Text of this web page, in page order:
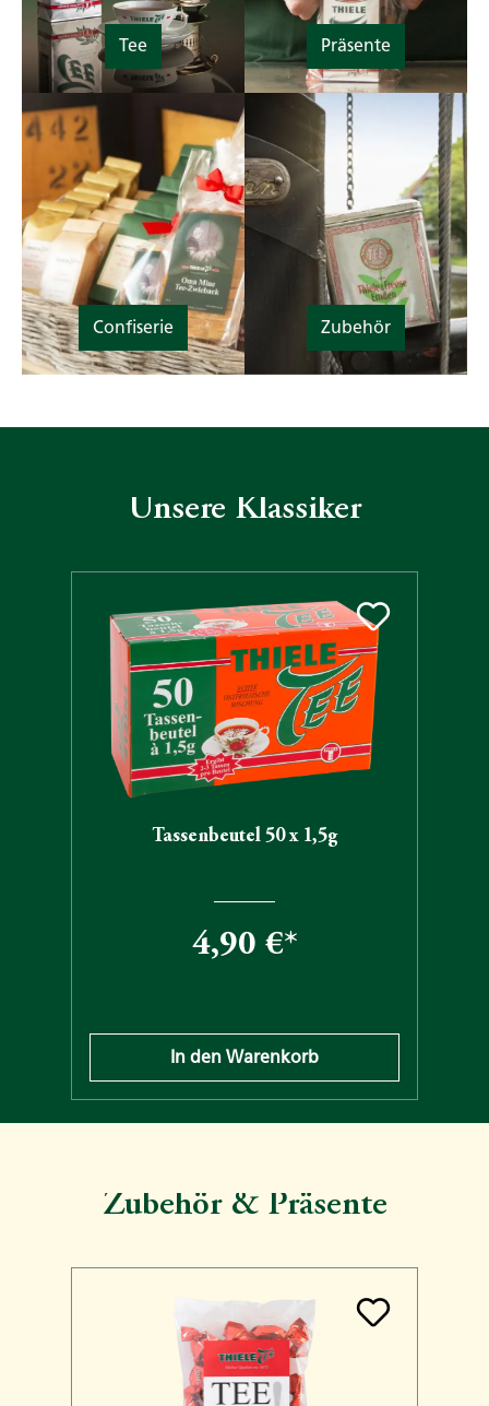
Tee Präsente
Confiserie Zubehör
Unsere Klassiker
Tassenbeutel 50 x 1,5g
4,90 €*
In den Warenkorb
Zubehör & Präsente